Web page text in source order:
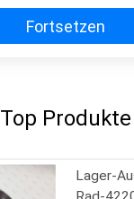
Fortsetzen
Top Produkte
Lager-